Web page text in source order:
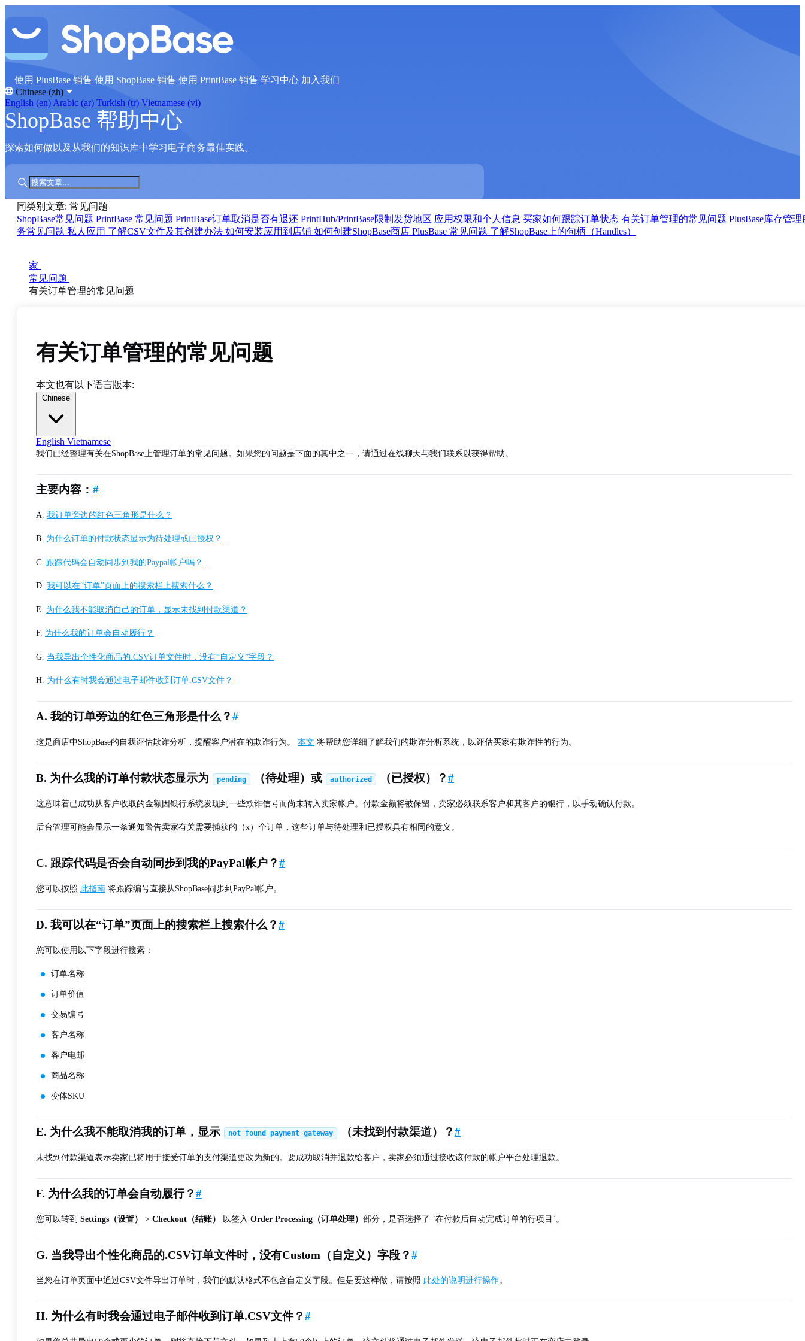
使用 PlusBase 销售 使用 ShopBase 销售 使用 PrintBase 销售 学习中心 加入我们
Chinese (zh)
English (en) Arabic (ar) Turkish (tr) Vietnamese (vi)
ShopBase 帮助中心
探索如何做以及从我们的知识库中学习电子商务最佳实践。
同类别文章: 常见问题
ShopBase常见问题 PrintBase 常见问题 PrintBase订单取消是否有退还 PrintHub/PrintBase限制发货地区 应用权限和个人信息 买家如何跟踪订单状态 有关订单管理的常见问题 PlusBase库存管理
务常见问题 私人应用 了解CSV文件及其创建办法 如何安装应用到店铺 如何创建ShopBase商店 PlusBase 常见问题 了解ShopBase上的句柄（Handles）
家
常见问题
有关订单管理的常见问题
有关订单管理的常见问题
本文也有以下语言版本:
Chinese
English Vietnamese
我们已经整理有关在ShopBase上管理订单的常见问题。如果您的问题是下面的其中之一，请通过在线聊天与我们联系以获得帮助。
主要内容： #
A. 我订单旁边的红色三角形是什么？
B. 为什么订单的付款状态显示为待处理或已授权？
C. 跟踪代码会自动同步到我的Paypal帐户吗？
D. 我可以在“订单”页面上的搜索栏上搜索什么？
E. 为什么我不能取消自己的订单，显示未找到付款渠道？
F. 为什么我的订单会自动履行？
G. 当我导出个性化商品的.CSV订单文件时，没有“自定义”字段？
H. 为什么有时我会通过电子邮件收到订单.CSV文件？
A. 我的订单旁边的红色三角形是什么？#
这是商店中ShopBase的自我评估欺诈分析，提醒客户潜在的欺诈行为。 本文 将帮助您详细了解我们的欺诈分析系统，以评估买家有欺诈性的行为。
B. 为什么我的订单付款状态显示为 pending （待处理）或 authorized （已授权）？#
这意味着已成功从客户收取的金额因银行系统发现到一些欺诈信号而尚未转入卖家帐户。付款金额将被保留，卖家必须联系客户和其客户的银行，以手动确认付款。
后台管理可能会显示一条通知警告卖家有关需要捕获的（x）个订单，这些订单与待处理和已授权具有相同的意义。
C. 跟踪代码是否会自动同步到我的PayPal帐户？#
您可以按照 此指南 将跟踪编号直接从ShopBase同步到PayPal帐户。
D. 我可以在“订单”页面上的搜索栏上搜索什么？#
您可以使用以下字段进行搜索：
订单名称
订单价值
交易编号
客户名称
客户电邮
商品名称
变体SKU
E. 为什么我不能取消我的订单，显示 not found payment gateway （未找到付款渠道）？#
未找到付款渠道表示卖家已将用于接受订单的支付渠道更改为新的。要成功取消并退款给客户，卖家必须通过接收该付款的帐户平台处理退款。
F. 为什么我的订单会自动履行？#
您可以转到 Settings（设置） > Checkout（结账） 以签入 Order Processing（订单处理） 部分，是否选择了 `在付款后自动完成订单的行项目`。
G. 当我导出个性化商品的.CSV订单文件时，没有Custom（自定义）字段？#
当您在订单页面中通过CSV文件导出订单时，我们的默认格式不包含自定义字段。但是要这样做，请按照 此处的说明进行操作。
H. 为什么有时我会通过电子邮件收到订单.CSV文件？#